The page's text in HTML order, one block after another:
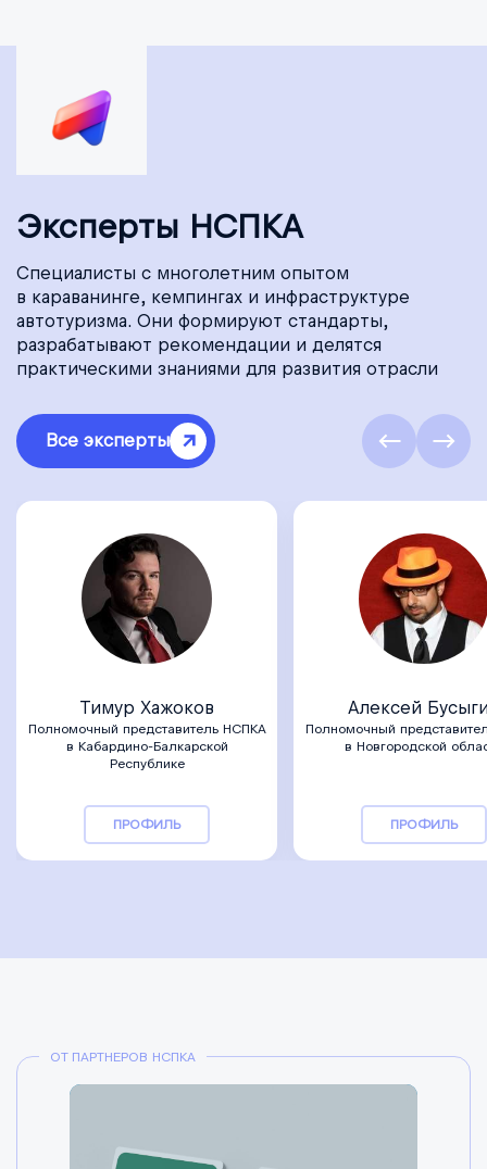
Эксперты НСПКА
Специалисты с многолетним опытом
в караванинге, кемпингах и инфраструктуре
автотуризма. Они формируют стандарты,
разрабатывают рекомендации и делятся
практическими знаниями для развития отрасли
Все эксперты
Тимур Хажоков
Полномочный представитель НСПКА
в Кабардино-Балкарской
Республике
ПРОФИЛЬ
Алексей
Полномочный
в Новгородской
ПРОФИЛЬ
ОТ ПАРТНЕРОВ НСПКА